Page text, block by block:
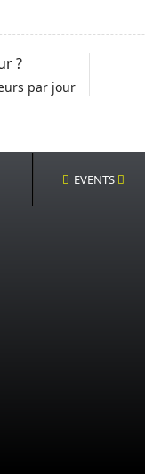
?
par jour
EVENTS